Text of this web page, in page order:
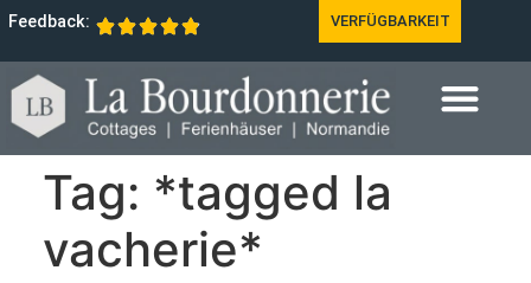
Feedback: VERFÜGBARKEIT
Tag: *tagged la
vacherie*